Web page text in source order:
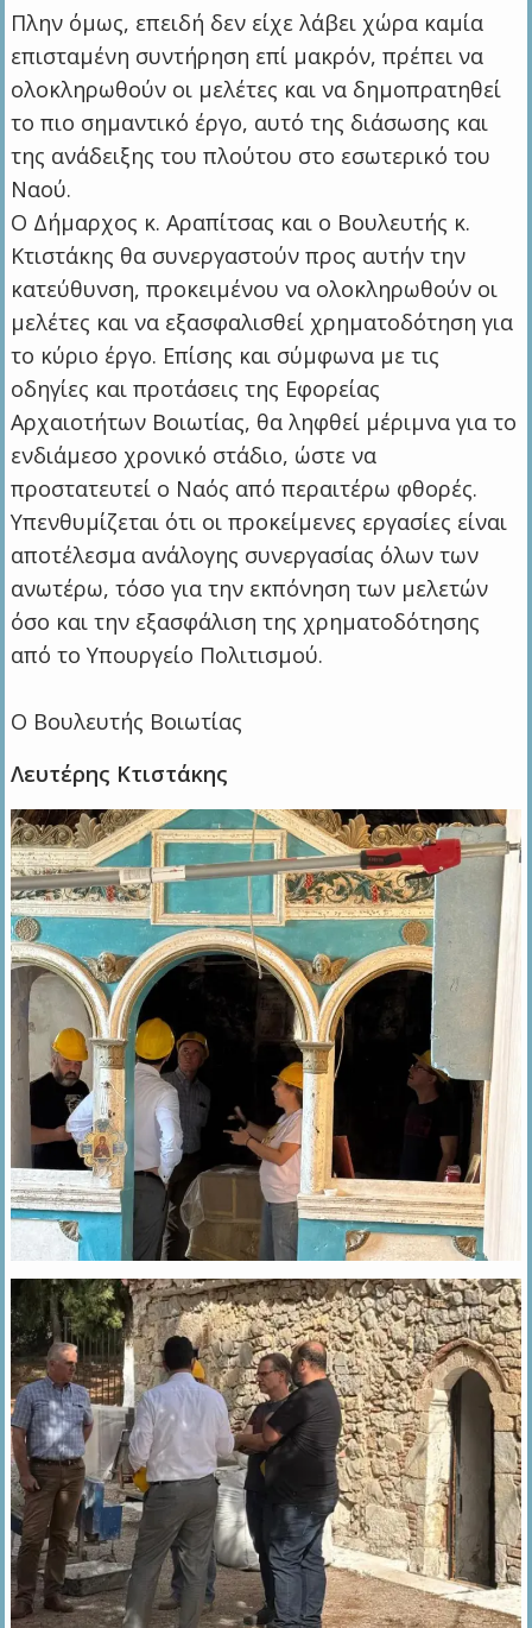
Πλην όμως, επειδή δεν είχε λάβει χώρα καμία
επισταμένη συντήρηση επί μακρόν, πρέπει να
ολοκληρωθούν οι μελέτες και να δημοπρατηθεί
το πιο σημαντικό έργο, αυτό της διάσωσης και
της ανάδειξης του πλούτου στο εσωτερικό του
Ναού.
Ο Δήμαρχος κ. Αραπίτσας και ο Βουλευτής κ.
Κτιστάκης θα συνεργαστούν προς αυτήν την
κατεύθυνση, προκειμένου να ολοκληρωθούν οι
μελέτες και να εξασφαλισθεί χρηματοδότηση για
το κύριο έργο. Επίσης και σύμφωνα με τις
οδηγίες και προτάσεις της Εφορείας
Αρχαιοτήτων Βοιωτίας, θα ληφθεί μέριμνα για το
ενδιάμεσο χρονικό στάδιο, ώστε να
προστατευτεί ο Ναός από περαιτέρω φθορές.
Υπενθυμίζεται ότι οι προκείμενες εργασίες είναι
αποτέλεσμα ανάλογης συνεργασίας όλων των
ανωτέρω, τόσο για την εκπόνηση των μελετών
όσο και την εξασφάλιση της χρηματοδότησης
από το Υπουργείο Πολιτισμού.
Ο Βουλευτής Βοιωτίας
Λευτέρης Κτιστάκης